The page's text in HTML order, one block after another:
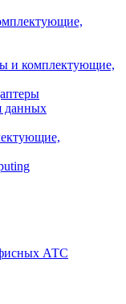
и комплектующие,
данных
АТС